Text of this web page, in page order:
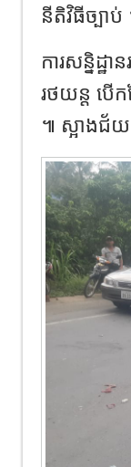
នីតិវិធីច្បាប់
ការសន្និដ្ឋ
រថយន្ត បើក
៕ ស្អាងជ័យ